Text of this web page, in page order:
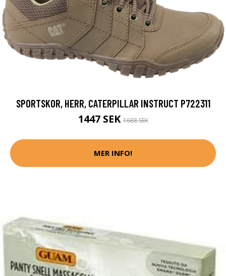
SPORTSKOR, HERR, CATERPILLAR INSTRUCT P722311
1447 SEK1688 SEK
MER INFO!